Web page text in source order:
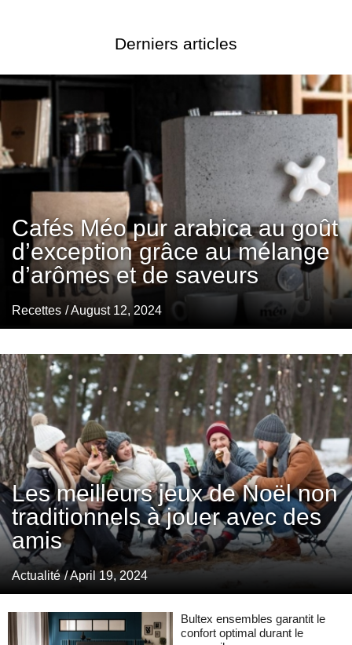
Derniers articles
Cafés Méo pur arabica au goût
d’exception grâce au mélange
d’arômes et de saveurs
Recettes / August 12, 2024
Les meilleurs jeux de Noël non
traditionnels à jouer avec des
amis
Actualité / April 19, 2024
Bultex ensembles garantit le
confort optimal durant le